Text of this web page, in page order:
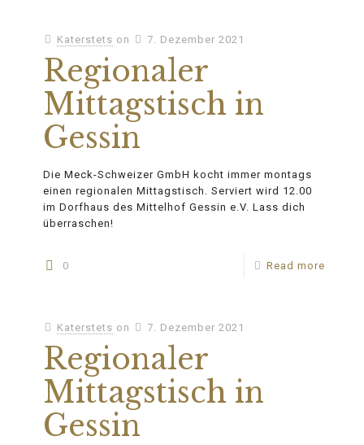
Katerstets on 7. Dezember 2021
Regionaler
Mittagstisch in
Gessin
Die Meck-Schweizer GmbH kocht immer montags
einen regionalen Mittagstisch. Serviert wird 12.00
im Dorfhaus des Mittelhof Gessin e.V. Lass dich
überraschen!
0 Read more
Katerstets on 7. Dezember 2021
Regionaler
Mittagstisch in
Gessin